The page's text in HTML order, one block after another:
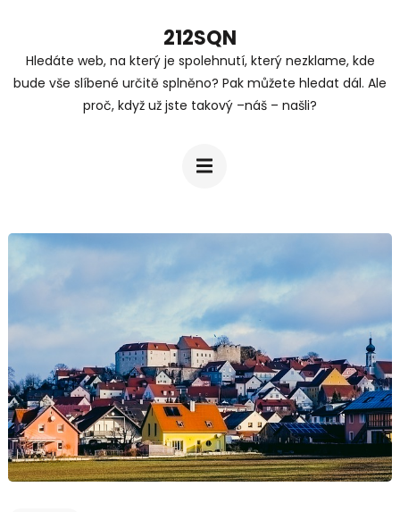
obsah
212SQN
Hledáte web, na který je spolehnutí, který nezklame, kde
bude vše slíbené určitě splněno? Pak můžete hledat dál. Ale
proč, když už jste takový –náš – našli?